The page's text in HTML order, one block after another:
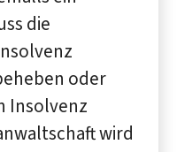
die
oder
Insolvenz
wird